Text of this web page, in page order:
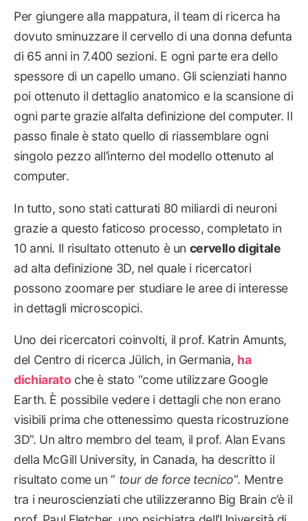
Per giungere alla mappatura, il team di ricerca ha
dovuto sminuzzare il cervello di una donna defunta
di 65 anni in 7.400 sezioni. E ogni parte era dello
spessore di un capello umano. Gli scienziati hanno
poi ottenuto il dettaglio anatomico e la scansione di
ogni parte grazie all’alta definizione del computer. Il
passo finale è stato quello di riassemblare ogni
singolo pezzo all’interno del modello ottenuto al
computer.
In tutto, sono stati catturati 80 miliardi di neuroni
grazie a questo faticoso processo, completato in
10 anni. Il risultato ottenuto è un cervello digitale
ad alta definizione 3D, nel quale i ricercatori
possono zoomare per studiare le aree di interesse
in dettagli microscopici.
Uno dei ricercatori coinvolti, il prof. Katrin Amunts,
del Centro di ricerca Jülich, in Germania, ha
dichiarato che è stato “come utilizzare Google
Earth. È possibile vedere i dettagli che non erano
visibili prima che ottenessimo questa ricostruzione
3D”. Un altro membro del team, il prof. Alan Evans
della McGill University, in Canada, ha descritto il
risultato come un ” tour de force tecnico“. Mentre
tra i neuroscienziati che utilizzeranno Big Brain c’è il